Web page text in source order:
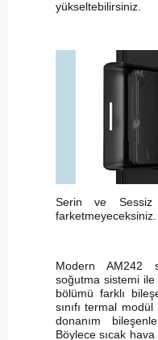
yükseltebilirsiniz.
Serin ve Sessiz
farketmeyeceksiniz.
Modern AM242
soğutma sistemi ile
bölümü farklı
sınıfı termal
donanım
Böylece sıcak